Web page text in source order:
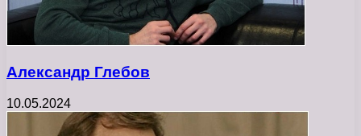
Александр Глебов
10.05.2024